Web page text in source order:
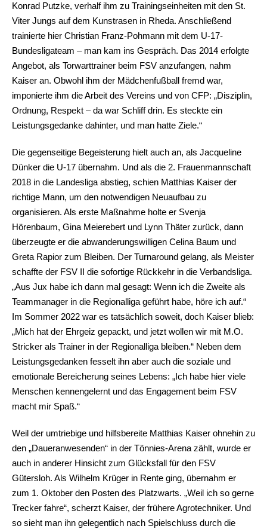
Konrad Putzke, verhalf ihm zu Trainingseinheiten mit den St.
Viter Jungs auf dem Kunstrasen in Rheda. Anschließend
trainierte hier Christian Franz-Pohmann mit dem U-17-
Bundesligateam – man kam ins Gespräch. Das 2014 erfolgte
Angebot, als Torwarttrainer beim FSV anzufangen, nahm
Kaiser an. Obwohl ihm der Mädchenfußball fremd war,
imponierte ihm die Arbeit des Vereins und von CFP: „Disziplin,
Ordnung, Respekt – da war Schliff drin. Es steckte ein
Leistungsgedanke dahinter, und man hatte Ziele.“
Die gegenseitige Begeisterung hielt auch an, als Jacqueline
Dünker die U-17 übernahm. Und als die 2. Frauenmannschaft
2018 in die Landesliga abstieg, schien Matthias Kaiser der
richtige Mann, um den notwendigen Neuaufbau zu
organisieren. Als erste Maßnahme holte er Svenja
Hörenbaum, Gina Meierebert und Lynn Thäter zurück, dann
überzeugte er die abwanderungswilligen Celina Baum und
Greta Rapior zum Bleiben. Der Turnaround gelang, als Meister
schaffte der FSV II die sofortige Rückkehr in die Verbandsliga.
„Aus Jux habe ich dann mal gesagt: Wenn ich die Zweite als
Teammanager in die Regionalliga geführt habe, höre ich auf.“
Im Sommer 2022 war es tatsächlich soweit, doch Kaiser blieb:
„Mich hat der Ehrgeiz gepackt, und jetzt wollen wir mit M.O.
Stricker als Trainer in der Regionalliga bleiben.“ Neben dem
Leistungsgedanken fesselt ihn aber auch die soziale und
emotionale Bereicherung seines Lebens: „Ich habe hier viele
Menschen kennengelernt und das Engagement beim FSV
macht mir Spaß.“
Weil der umtriebige und hilfsbereite Matthias Kaiser ohnehin zu
den „Daueranwesenden“ in der Tönnies-Arena zählt, wurde er
auch in anderer Hinsicht zum Glücksfall für den FSV
Gütersloh. Als Wilhelm Krüger in Rente ging, übernahm er
zum 1. Oktober den Posten des Platzwarts. „Weil ich so gerne
Trecker fahre“, scherzt Kaiser, der frühere Agrotechniker. Und
so sieht man ihn gelegentlich nach Spielschluss durch die